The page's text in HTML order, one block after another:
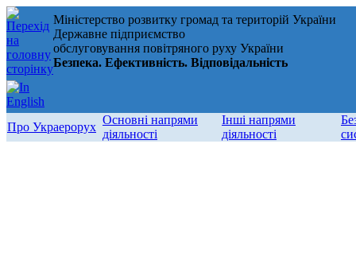
Міністерство розвитку громад та територій України
Державне підприємство
обслуговування повітряного руху України
Безпека. Ефективність. Відповідальність
Про Украерорух
Основні напрями
діяльності
Інші напрями
діяльності